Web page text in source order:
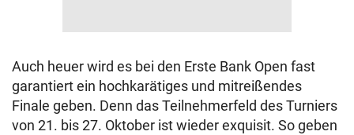
Auch heuer wird es bei den Erste Bank Open fast
garantiert ein hochkarätiges und mitreißendes
Finale geben. Denn das Teilnehmerfeld des Turniers
von 21. bis 27. Oktober ist wieder exquisit. So geben